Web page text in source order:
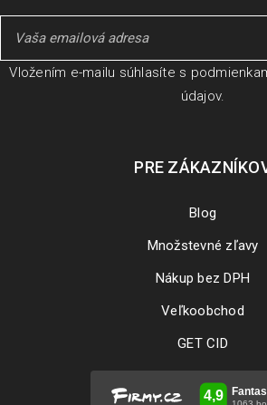
Vložením e-mailu súhlasíte s
údajov.
PRE
Blog
Množstevné zľavy
Nákup bez DPH
Veľkoobchod
GET CID